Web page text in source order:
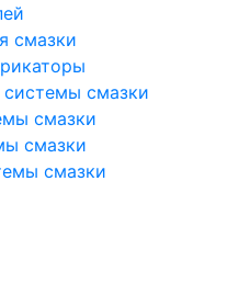
смазки
смазки
смазки
смазки
смазки